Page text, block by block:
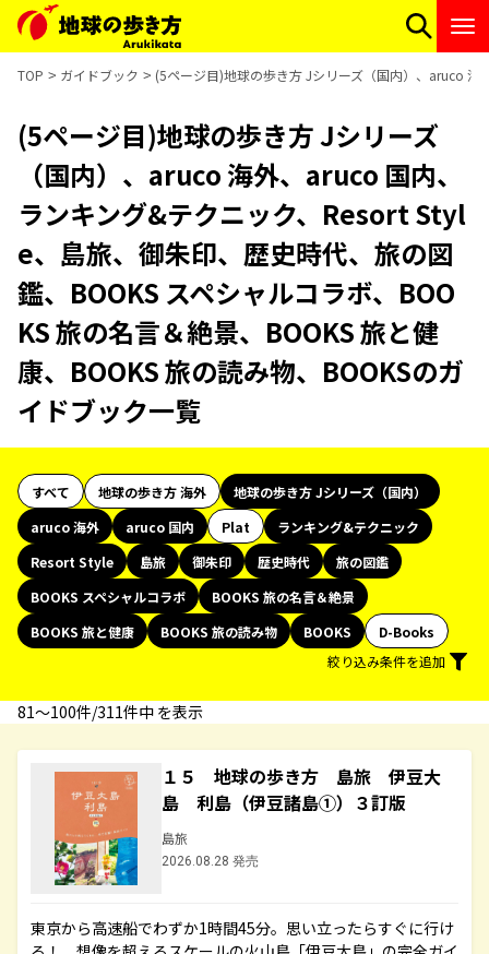
TOP ガイドブック (5ページ目)地球の歩き方 Jシリーズ（国内）、aruco 海
(5ページ目)地球の歩き方 Jシリーズ
（国内）、aruco 海外、aruco 国内、
ランキング&テクニック、Resort Styl
e、島旅、御朱印、歴史時代、旅の図
鑑、BOOKS スペシャルコラボ、BOO
KS 旅の名言＆絶景、BOOKS 旅と健
康、BOOKS 旅の読み物、BOOKSのガ
イドブック一覧
すべて 地球の歩き方 海外
地球の歩き方 Jシリーズ（国内）
aruco 海外
aruco 国内 Plat
ランキング&テクニック
Resort Style
島旅 御朱印 歴史時代
旅の図鑑
BOOKS スペシャルコラボ
BOOKS 旅の名言＆絶景
BOOKS 旅と健康
BOOKS 旅の読み物 BOOKS
D-Books
絞り込み条件を追加
81〜100件/311件中 を表示
１５ 地球の歩き方 島旅 伊豆大
島 利島（伊豆諸島①）３訂版
島旅
2026.08.28 発売
東京から高速船でわずか1時間45分。思い立ったらすぐに行け